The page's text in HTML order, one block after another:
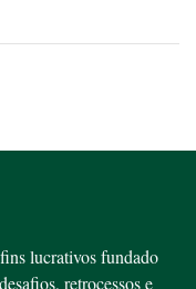
lucrativos fundado
retrocessos e